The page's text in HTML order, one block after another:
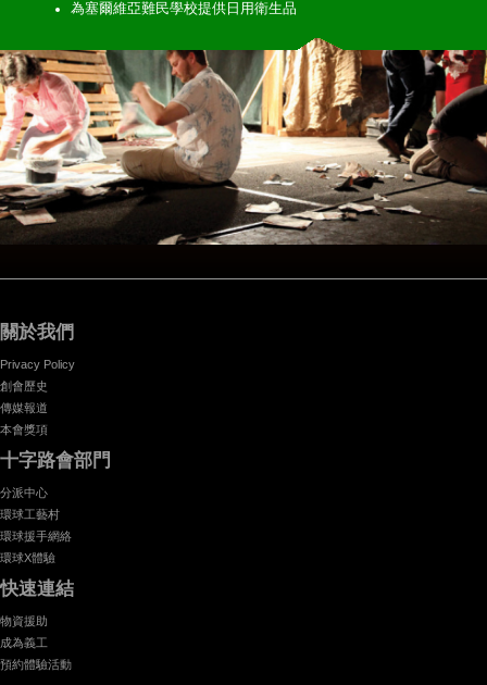
為塞爾維亞難民學校提供日用衛生品
關於我們
Privacy Policy
創會歷史
傳媒報道
本會獎項
十字路會部門
分派中心
環球工藝村
環球援手網絡
環球X體驗
快速連結
物資援助
成為義工
預約體驗活動